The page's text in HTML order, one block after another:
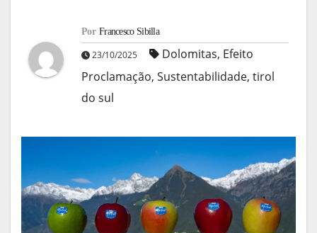
Por Francesco Sibilla
23/10/2025 Dolomitas, Efeito
Proclamação, Sustentabilidade, tirol
do sul